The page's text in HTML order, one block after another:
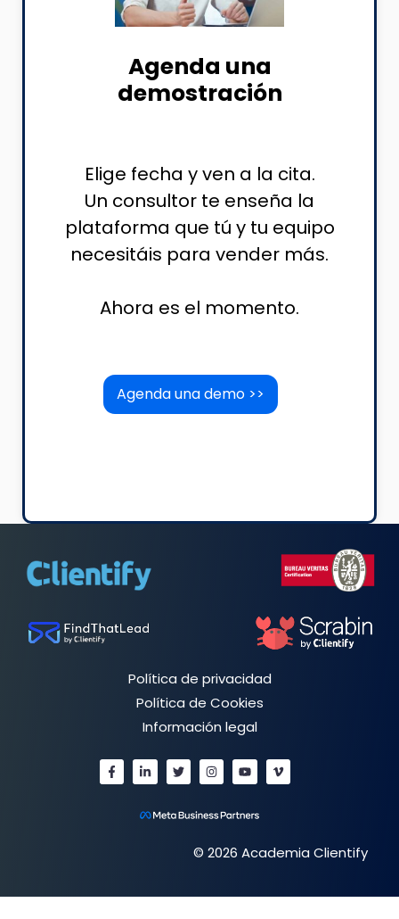
Agenda una
demostración
Elige fecha y ven a la cita.
Un consultor te enseña la
plataforma que tú y tu equipo
necesitáis para vender más.
Ahora es el momento.
Agenda una demo >>
Política de privacidad
Política de Cookies
Información legal
© 2026 Academia Clientify